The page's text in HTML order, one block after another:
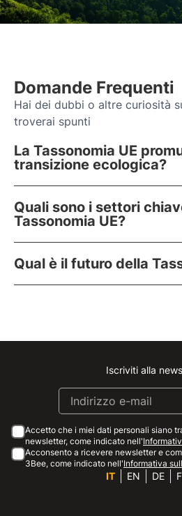
Domande Frequenti
Hai dei dubbi o altre curiosità
troverai spunti
La Tassonomia UE
transizione ecologica?
Quali sono i settori
Tassonomia UE?
Qual è il futuro della
Iscriviti alla
Accetto che i miei dati personali siano
newsletter, come indicato nell'
Acconsento a ricevere newsletter e
3Bee, come indicato nell'Informativa
IT EN DE